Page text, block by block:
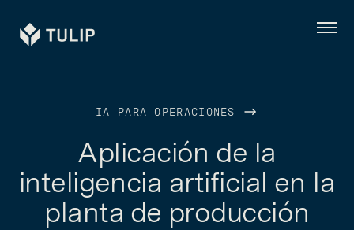
Tulip Menú
IA PARA OPERACIONES
Aplicación de la
inteligencia artificial en la
planta de producción